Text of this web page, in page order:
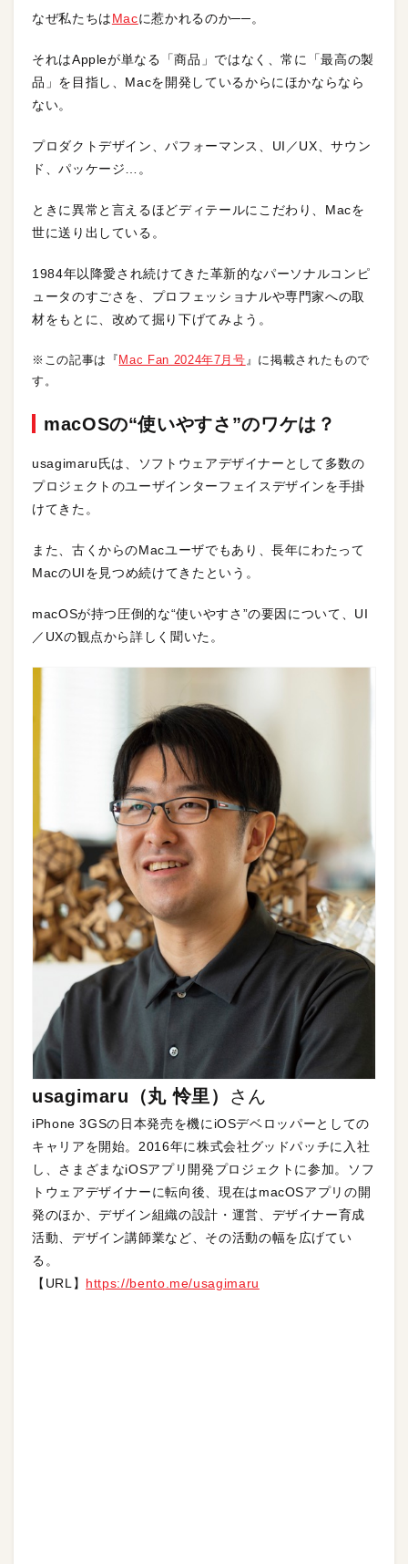
なぜ私たちはMacに惹かれるのか──。
それはAppleが単なる「商品」ではなく、常に「最高の製
品」を目指し、Macを開発しているからにほかならなら
ない。
プロダクトデザイン、パフォーマンス、UI／UX、サウン
ド、パッケージ…。
ときに異常と言えるほどディテールにこだわり、Macを
世に送り出している。
1984年以降愛され続けてきた革新的なパーソナルコンピ
ュータのすごさを、プロフェッショナルや専門家への取
材をもとに、改めて掘り下げてみよう。
※この記事は『 Mac Fan 2024年7月号』に掲載されたもので
す。
macOSの“使いやすさ”のワケは？
usagimaru氏は、ソフトウェアデザイナーとして多数の
プロジェクトのユーザインターフェイスデザインを手掛
けてきた。
また、古くからのMacユーザでもあり、長年にわたって
MacのUIを見つめ続けてきたという。
macOSが持つ圧倒的な“使いやすさ”の要因について、UI
／UXの観点から詳しく聞いた。
usagimaru（丸 怜里） さん
iPhone 3GSの日本発売を機にiOSデベロッパーとしての
キャリアを開始。2016年に株式会社グッドパッチに入社
し、さまざまなiOSアプリ開発プロジェクトに参加。ソフ
トウェアデザイナーに転向後、現在はmacOSアプリの開
発のほか、デザイン組織の設計・運営、デザイナー育成
活動、デザイン講師業など、その活動の幅を広げてい
る。
【URL】 https://bento.me/usagimaru